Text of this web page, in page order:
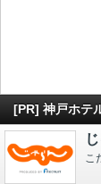
[PR] 神戸ホテ
こ